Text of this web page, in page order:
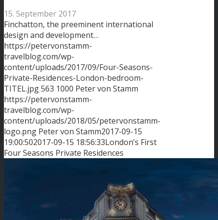
15. September 2017
Finchatton, the preeminent international
design and development…
https://petervonstamm-
travelblog.com/wp-
content/uploads/2017/09/Four-Seasons-
Private-Residences-London-bedroom-
TITEL.jpg563 1000 Peter von Stamm
https://petervonstamm-
travelblog.com/wp-
content/uploads/2018/05/petervonstamm-
logo.png Peter von Stamm2017-09-15
19:00:502017-09-15 18:56:33London’s First
Four Seasons Private Residences